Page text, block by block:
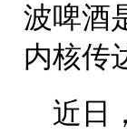
波啤酒
内核传
近日